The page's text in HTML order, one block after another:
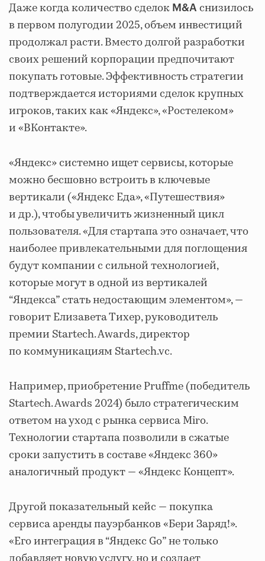
Даже когда количество сделок M&A снизилось
в первом полугодии 2025, объем инвестиций
продолжал расти. Вместо долгой разработки
своих решений корпорации предпочитают
покупать готовые. Эффективность стратегии
подтверждается историями сделок крупных
игроков, таких как «Яндекс», «Ростелеком»
и «ВКонтакте».
«Яндекс» системно ищет сервисы, которые
можно бесшовно встроить в ключевые
вертикали («Яндекс Еда», «Путешествия»
и др.), чтобы увеличить жизненный цикл
пользователя. «Для стартапа это означает, что
наиболее привлекательными для поглощения
будут компании с сильной технологией,
которые могут в одной из вертикалей
“Яндекса” стать недостающим элементом», —
говорит Елизавета Тихер, руководитель
премии Startech. Awards, директор
по коммуникациям Startech.vc.
Например, приобретение Pruffme (победитель
Startech. Awards 2024) было стратегическим
ответом на уход с рынка сервиса Miro.
Технологии стартапа позволили в сжатые
сроки запустить в составе «Яндекс 360»
аналогичный продукт — «Яндекс Концепт».
Другой показательный кейс — покупка
сервиса аренды пауэрбанков «Бери Заряд!».
«Его интеграция в “Яндекс Go” не только